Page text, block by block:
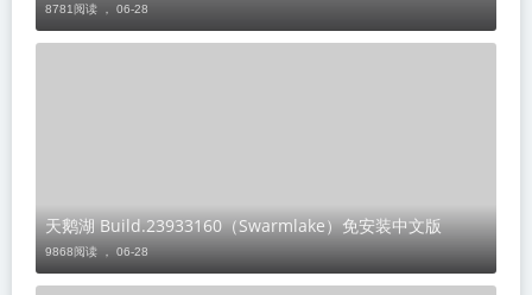
8781阅读 ， 06-28
天鹅湖 Build.23933160（Swarmlake）免安装中文版
9868阅读 ， 06-28